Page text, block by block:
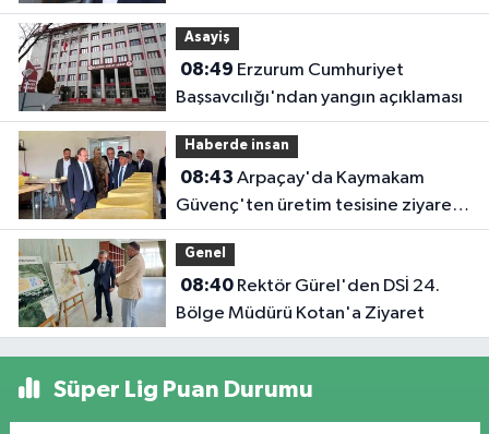
rehberlik sunuyor
Asayiş
08:49
Başsavcılığı'ndan yangın açıklaması
Haberde insan
08:43
Güvenç'ten üretim tesisine ziyaret:
Yerel üretime destek vurgusu
Genel
08:40Rektör Gürel'den DSİ 24.
Bölge Müdürü Kotan'a Ziyaret
Süper Lig Puan Durumu